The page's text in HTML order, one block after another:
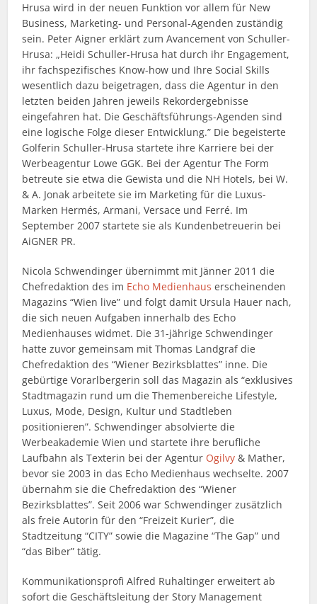
Hrusa wird in der neuen Funktion vor allem für New
Business, Marketing- und Personal-Agenden zuständig
sein. Peter Aigner erklärt zum Avancement von Schuller-
Hrusa: „Heidi Schuller-Hrusa hat durch ihr Engagement,
ihr fachspezifisches Know-how und Ihre Social Skills
wesentlich dazu beigetragen, dass die Agentur in den
letzten beiden Jahren jeweils Rekordergebnisse
eingefahren hat. Die Geschäftsführungs-Agenden sind
eine logische Folge dieser Entwicklung.” Die begeisterte
Golferin Schuller-Hrusa startete ihre Karriere bei der
Werbeagentur Lowe GGK. Bei der Agentur The Form
betreute sie etwa die Gewista und die NH Hotels, bei W.
& A. Jonak arbeitete sie im Marketing für die Luxus-
Marken Hermés, Armani, Versace und Ferré. Im
September 2007 startete sie als Kundenbetreuerin bei
AiGNER PR.
Nicola Schwendinger übernimmt mit Jänner 2011 die
Chefredaktion des im Echo Medienhaus erscheinenden
Magazins “Wien live” und folgt damit Ursula Hauer nach,
die sich neuen Aufgaben innerhalb des Echo
Medienhauses widmet. Die 31-jährige Schwendinger
hatte zuvor gemeinsam mit Thomas Landgraf die
Chefredaktion des “Wiener Bezirksblattes” inne. Die
gebürtige Vorarlbergerin soll das Magazin als “exklusives
Stadtmagazin rund um die Themenbereiche Lifestyle,
Luxus, Mode, Design, Kultur und Stadtleben
positionieren”. Schwendinger absolvierte die
Werbeakademie Wien und startete ihre berufliche
Laufbahn als Texterin bei der Agentur Ogilvy & Mather,
bevor sie 2003 in das Echo Medienhaus wechselte. 2007
übernahm sie die Chefredaktion des “Wiener
Bezirksblattes”. Seit 2006 war Schwendinger zusätzlich
als freie Autorin für den “Freizeit Kurier”, die
Stadtzeitung “CITY” sowie die Magazine “The Gap” und
“das Biber” tätig.
Kommunikationsprofi Alfred Ruhaltinger erweitert ab
sofort die Geschäftsleitung der Story Management